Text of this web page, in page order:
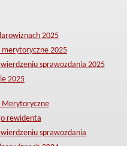
2025
merytoryczne 2025
sprawozdania 2025
2025
Merytoryczne
rewidenta
sprawozdania